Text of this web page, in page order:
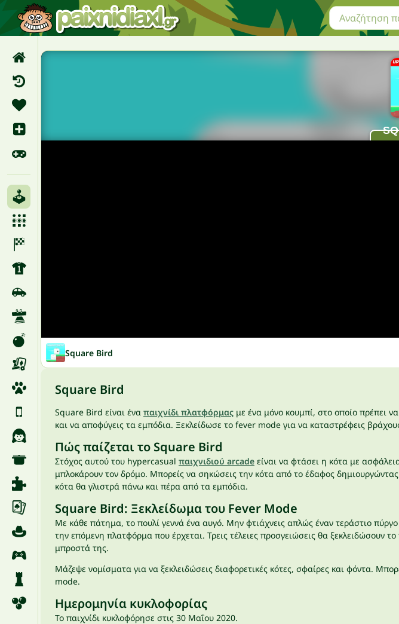
Square Bird
Square Bird
Square Bird είναι ένα παιχνίδι πλατφόρμας με ένα μόνο κουμπί, στο οποίο πρέπει
και να αποφύγεις τα εμπόδια. Ξεκλείδωσε το fever mode για να καταστρέφεις
Πώς παίζεται το Square Bird
Στόχος αυτού του hypercasual παιχνιδιού arcade είναι να φτάσει η κότα με
μπλοκάρουν τον δρόμο. Μπορείς να σηκώσεις την κότα από το έδαφος
κότα θα γλιστρά πάνω και πέρα από τα εμπόδια.
Square Bird: Ξεκλείδωμα του Fever Mode
Με κάθε πάτημα, το πουλί γεννά ένα αυγό. Μην φτιάχνεις απλώς έναν τεράστιο
την επόμενη πλατφόρμα που έρχεται. Τρεις τέλειες προσγειώσεις θα
μπροστά της.
Μάζεψε νομίσματα για να ξεκλειδώσεις διαφορετικές κότες, σφαίρες και φόντα.
mode.
Ημερομηνία κυκλοφορίας
Το παιχνίδι κυκλοφόρησε στις 30 Μαΐου 2020.